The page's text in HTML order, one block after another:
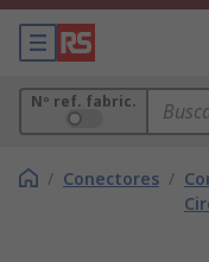
Nº ref. fabric.
/ Conectores /